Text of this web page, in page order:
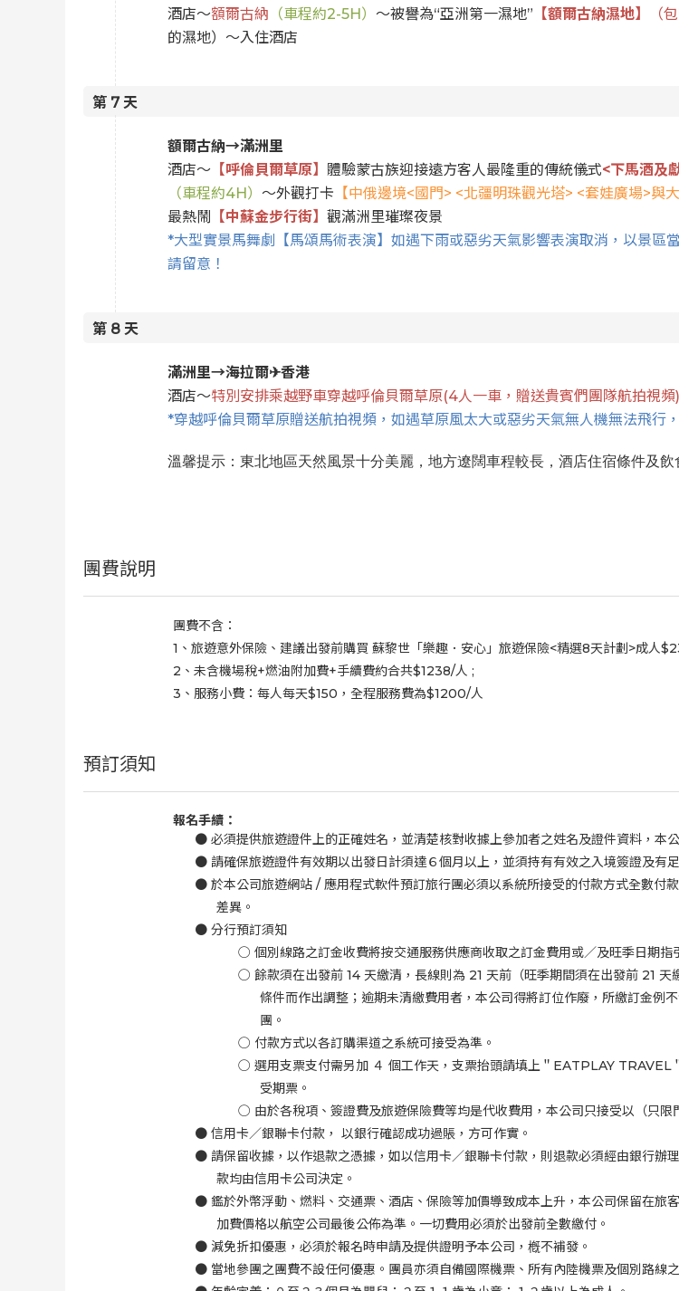
酒店～額爾古納 （車程約2-5H） ～被譽為“亞洲第一濕地” 【額爾古納濕地】 （
的濕地）～入住酒店
第 7 天
額爾古納→滿洲里
酒店～ 【呼倫貝爾草原】 體驗蒙古族迎接遠方客人最隆重的傳統儀式<下馬酒及
（車程約4H） ～外觀打卡 【中俄邊境<國門> <北疆明珠觀光塔> <套娃廣場>與
最熱鬧
【中蘇金步行街】 觀滿洲里璀璨夜景
*大型實景馬舞劇【馬頌馬術表演】如遇下雨或惡劣天氣影響表演取消，以景
請留意！
第 8 天
滿洲里→海拉爾✈香港
酒店～特別安排乘越野車穿越呼倫貝爾草原(4人一車，贈送貴賓們團隊航拍視頻)
*穿越呼倫貝爾草原贈送航拍視頻，如遇草原風太大或惡劣天氣無人機無法飛行
溫馨提示：東北地區天然風景十分美麗，地方遼闊車程較長，酒店住宿條件及
團費說明
團費不含：
1、旅遊意外保險、建議出發前購買 蘇黎世「樂趣．安心」旅遊保險<精選8天計劃>成人
2、未含機場稅+燃油附加費+手續費約合共$1238/人 ;
3、服務小費：每人每天$150，全程服務費為$1200/人
預訂須知
報名手續：
● 必須提供旅遊證件上的正確姓名，並清楚核對收據上參加者之姓名及證件資料，本
● 請確保旅遊證件有效期以出發日計須達６個月以上，並須持有有效之入境簽證及有
● 於本公司旅遊網站 / 應用程式軟件預訂旅行團必須以系統所接受的付款方式全數付
差異。
● 分行預訂須知
○ 個別線路之訂金收費將按交通服務供應商收取之訂金費用或／及旺季日期
○ 餘款須在出發前 14 天繳清，長線則為 21 天前（旺季期間須在出發前 21 天
條件而作出調整；逾期未清繳費用者，本公司得將訂位作廢，所繳訂金例
團。
○ 付款方式以各訂購渠道之系統可接受為準。
○ 選用支票支付需另加 ４ 個工作天，支票抬頭請填上＂EATPLAY TRAVEL
受期票。
○ 由於各稅項、簽證費及旅遊保險費等均是代收費用，本公司只接受以（只限
● 信用卡／銀聯卡付款， 以銀行確認成功過賬，方可作實。
● 請保留收據，以作退款之憑據，如以信用卡／銀聯卡付款，則退款必須經由銀行辦
款均由信用卡公司決定。
● 鑑於外幣浮動、燃料、交通票、酒店、保險等加價導致成本上升，本公司保留在
加費價格以航空公司最後公佈為準。一切費用必須於出發前全數繳付。
● 減免折扣優惠，必須於報名時申請及提供證明予本公司，槪不補發。
● 當地參團之團費不設任何優惠。團員亦須自備國際機票、所有內陸機票及個別路線